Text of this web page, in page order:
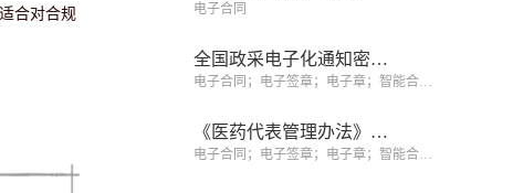
合对合规
电子合同
全国政采电子化通知密集落地，君子签解析政采电子化的核心引擎
电子合同；电子签章；电子章；智能合同；合同管理
《医药代表管理办法》落地，电子签约筑牢药企合规防线
电子合同；电子签章；电子章；智能合同；合同管理